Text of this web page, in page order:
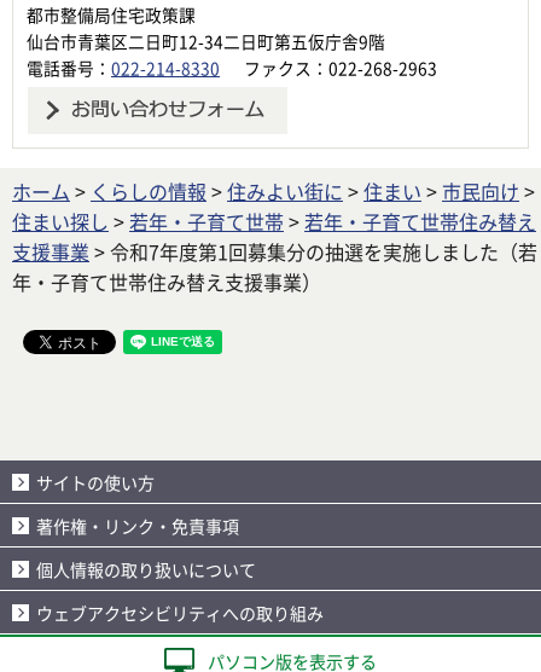
都市整備局住宅政策課
仙台市青葉区二日町12-34二日町第五仮庁舎9階
電話番号： 022-214-8330 ファクス：022-268-2963
ホーム > くらしの情報 >住みよい街に >住まい >市民向け >
住まい探し >若年・子育て世帯>若年・子育て世帯住み替え
支援事業 > 令和7年度第1回募集分の抽選を実施しました（若
年・子育て世帯住み替え支援事業）
サイトの使い方
著作権・リンク・免責事項
個人情報の取り扱いについて
ウェブアクセシビリティへの取り組み
パソコン版を表示する